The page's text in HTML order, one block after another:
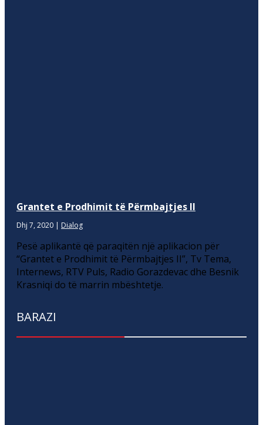
Grantet e Prodhimit të Përmbajtjes II
Dhj 7, 2020 | Dialog
Pesë aplikantë që paraqitën një aplikacion për
“Grantet e Prodhimit të Përmbajtjes II”, Tv Tema,
Internews, RTV Puls, Radio Gorazdevac dhe Besnik
Krasniqi do të marrin mbështetje.
BARAZI